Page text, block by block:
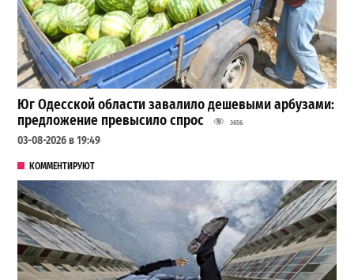
Юг Одесской области завалило дешевыми арбузами:
предложение превысило спрос
3656
03-08-2026 в 19:49
КОММЕНТИРУЮТ